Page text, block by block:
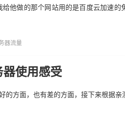
他做的那个网站用的是百度云加速
器流量
器使用感受
的方面，也有差的方面，接下来根据